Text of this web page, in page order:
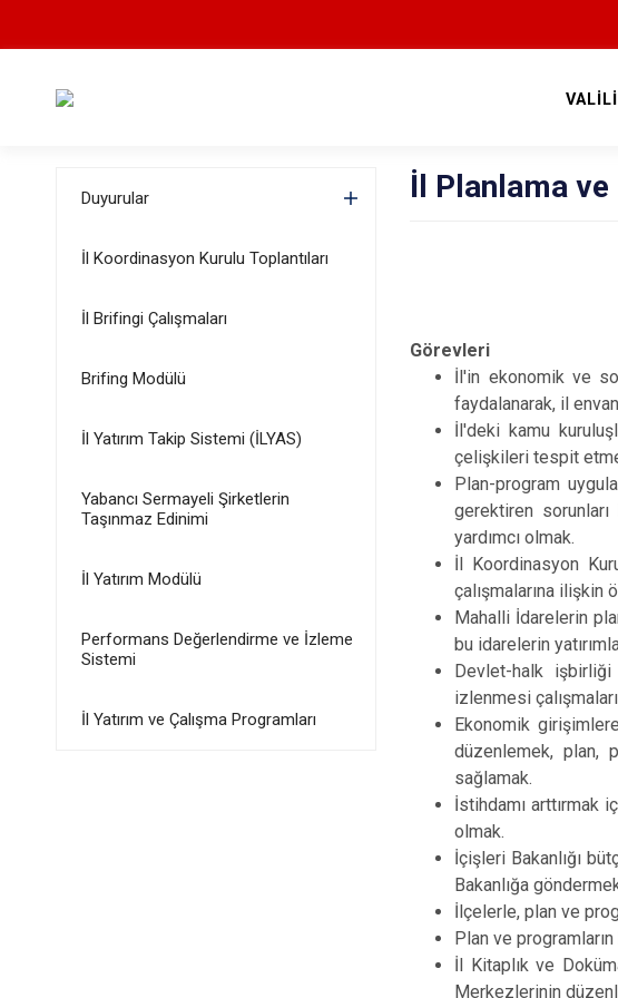
Duyurular
İl Koordinasyon Kurulu Toplantıları
İl Brifingi Çalışmaları
Brifing Modülü
İl Yatırım Takip Sistemi (İLYAS)
Yabancı Sermayeli Şirketlerin
Taşınmaz Edinimi
İl Yatırım Modülü
Performans Değerlendirme ve İzleme
Sistemi
İl Yatırım ve Çalışma Programları
İl Planlama
Görevleri
İl'in ekonomik ve
faydalanarak, il
İl'deki kamu
çelişkileri tespit
Plan-program
gerektiren
yardımcı olmak.
İl Koordinasyon
çalışmalarına ilişkin
Mahalli İdarelerin
bu idarelerin
Devlet-halk
izlenmesi
Ekonomik
düzenlemek, plan,
sağlamak.
İstihdamı arttırmak
olmak.
İçişleri Bakanlığı
Bakanlığa
İlçelerle, plan ve
Plan ve programların
İl Kitaplık ve
Merkezlerinin